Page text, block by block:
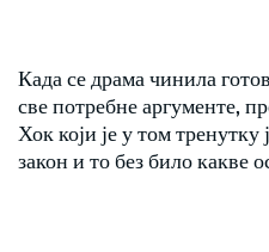
Када се драма чинила
све потребне аргументе,
Хок који је у том
закон и то без било какве